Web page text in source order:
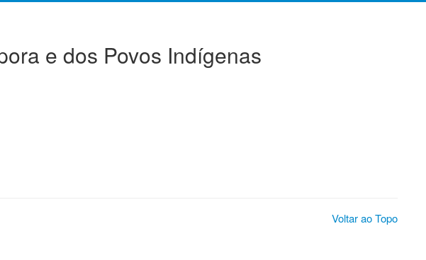
e dos Povos Indígenas
Voltar ao Topo